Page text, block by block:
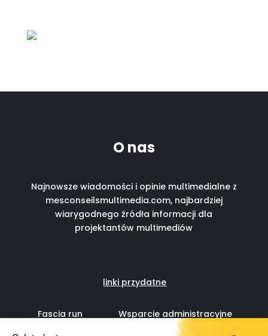
O nas
Najnowsze wiadomości i opinie multimedialne z
mesconseilsmultimedia.com, najbardziej
wiarygodnego źródła informacji dla
projektantów multimediów
linki przydatne
Fascia runWsparcie administracyjne
dla freelancerów IT